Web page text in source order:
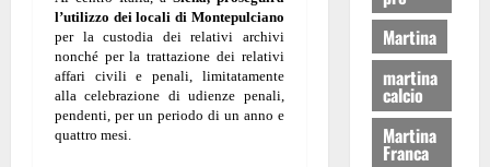
l’utilizzo dei locali di Montepulciano
per la custodia dei relativi archivi
nonché per la trattazione dei relativi
affari civili e penali, limitatamente
alla celebrazione di udienze penali,
pendenti, per un periodo di un anno e
quattro mesi.
Martina
martina
calcio
Martina
Franca